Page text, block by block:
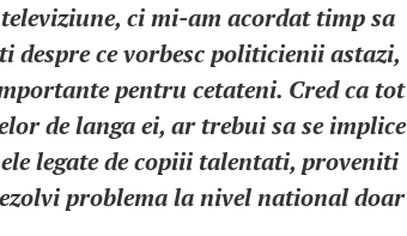
ci mi-am acordat timp sa
despre ce vorbesc politicienii astazi,
pentru cetateni. Cred ca tot
de langa ei, ar trebui sa se implice
legate de copiii talentati, proveniti
problema la nivel national doar